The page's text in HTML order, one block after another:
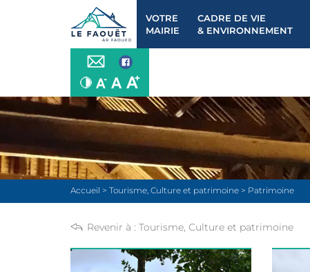
VOTRE
MAIRIE
CADRE DE VIE
& ENVIRONNEMENT
Accueil > Tourisme, Culture et patrimoine > Patrimoine
Revenir à : Tourisme, Culture et patrimoine